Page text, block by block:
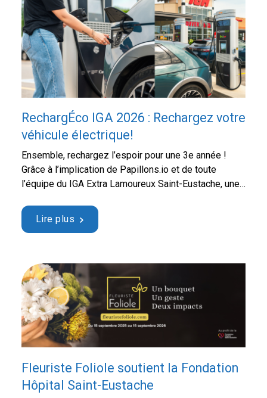
RechargÉco IGA 2026 : Rechargez votre
véhicule électrique!
Ensemble, rechargez l’espoir pour une 3e année !
Grâce à l’implication de Papillons.io et de toute
l’équipe du IGA Extra Lamoureux Saint-Eustache, une
véhicule électrique devient un véritable geste de
solidarité humaine. Bonne nouvelle ! Pour une
Lire plus
Fleuriste Foliole soutient la Fondation
Hôpital Saint-Eustache